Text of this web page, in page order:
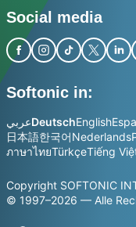
Social media
Softonic in:
عربيDeutschEnglish
日本語한국어Nederlands
ภาษาไทยTürkçeTiếng
Copyright SOFTONIC
© 1997–2026 — Alle